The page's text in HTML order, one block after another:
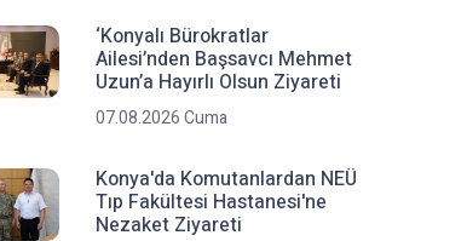
‘Konyalı Bürokratlar
Ailesi’nden Başsavcı Mehmet
Uzun’a Hayırlı Olsun Ziyareti
07.08.2026 Cuma
Konya'da Komutanlardan NEÜ
Tıp Fakültesi Hastanesi'ne
Nezaket Ziyareti